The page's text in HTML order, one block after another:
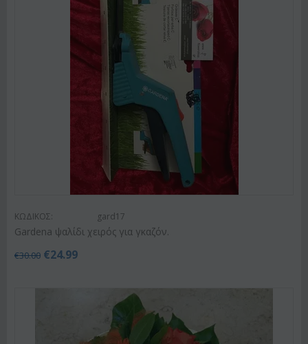
ΚΩΔΙΚΟΣ: gard17
Gardena ψαλίδι χειρός για γκαζόν.
€30.00 €24.99